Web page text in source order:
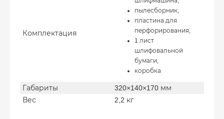
Комплектация
пылесборник,
пластина для
перфорирования,
1 лист
шлифовальной
бумаги,
коробка
Габариты
320×140×170 мм
Вес
2,2 кг